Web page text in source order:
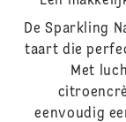
De Sparkling
taart die
Met
eenvoudig